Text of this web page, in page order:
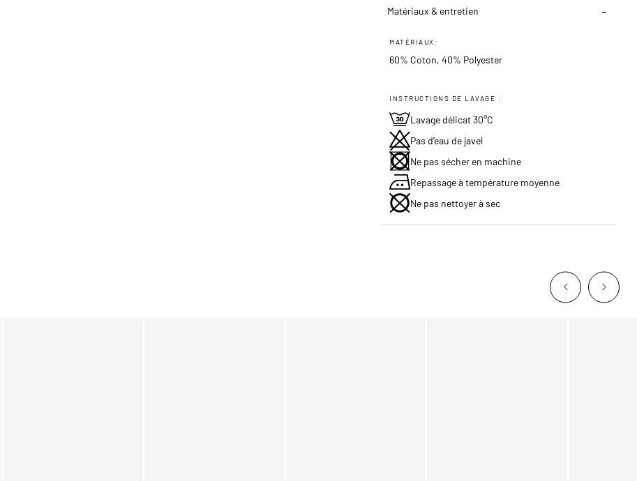
Matériaux & entretien
MATÉRIAUX:
60% Coton, 40% Polyester
INSTRUCTIONS DE LAVAGE :
Lavage délicat 30°C
Pas d’eau de javel
Ne pas sécher en machine
Repassage à température moyenne
Ne pas nettoyer à sec